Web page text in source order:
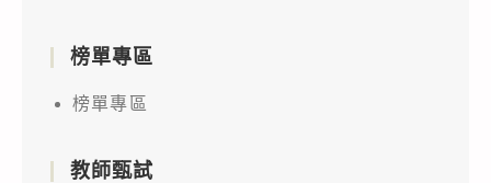
榜單專區
榜單專區
教師甄試